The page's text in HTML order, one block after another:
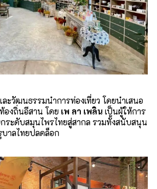
ะวัฒนธรรมนำการท่องเที่ยว โดยนำเสนอ
องถิ่นอีสาน โดย เพ ลา เพลิน เป็นผู้ให้การ
ระดับสมุนไพรไทยสู่สากล รวมทั้งสนับสนุน
าลไทยปลดล็อก